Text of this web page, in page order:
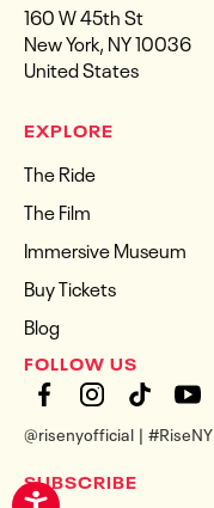
160 W 45th St
New York, NY 10036
United States
EXPLORE
The Ride
The Film
Immersive Museum
Buy Tickets
Blog
FOLLOW US
@risenyofficial | #RiseNY
SUBSCRIBE